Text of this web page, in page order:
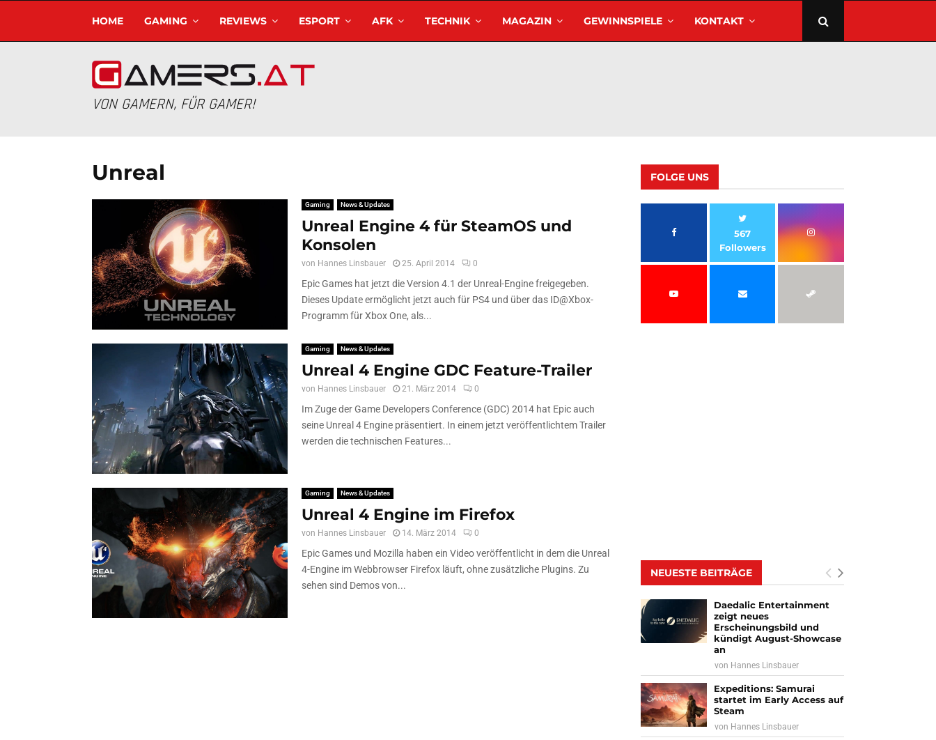
HOME GAMING REVIEWS ESPORT AFK TECHNIK MAGAZIN GEWINNSPIELE KONTAKT
VON GAMERN, FÜR GAMER!
Unreal
Gaming News & Updates
Unreal Engine 4 für SteamOS und
Konsolen
von Hannes Linsbauer 25. April 2014 0
Epic Games hat jetzt die Version 4.1 der Unreal-Engine freigegeben.
Dieses Update ermöglicht jetzt auch für PS4 und über das ID@Xbox-
Programm für Xbox One, als...
Gaming News & Updates
Unreal 4 Engine GDC Feature-Trailer
von Hannes Linsbauer 21. März 2014 0
Im Zuge der Game Developers Conference (GDC) 2014 hat Epic auch
seine Unreal 4 Engine präsentiert. In einem jetzt veröffentlichtem Trailer
werden die technischen Features...
Gaming News & Updates
Unreal 4 Engine im Firefox
von Hannes Linsbauer 14. März 2014 0
Epic Games und Mozilla haben ein Video veröffentlicht in dem die Unreal
4-Engine im Webbrowser Firefox läuft, ohne zusätzliche Plugins. Zu
sehen sind Demos von...
FOLGE UNS
567
Followers
NEUESTE BEITRÄGE
Daedalic Entertainment
zeigt neues
Erscheinungsbild und
kündigt August-Showcase
an
von Hannes Linsbauer
Expeditions: Samurai
startet im Early Access auf
Steam
von Hannes Linsbauer